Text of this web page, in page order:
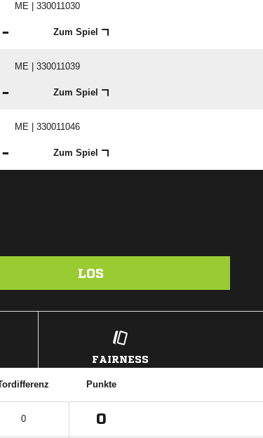
ME | 330011030
 Zum Spiel
ME | 330011039
 Zum Spiel
ME | 330011046
 Zum Spiel
LOS
FAIRNESS
Punkte
0 0